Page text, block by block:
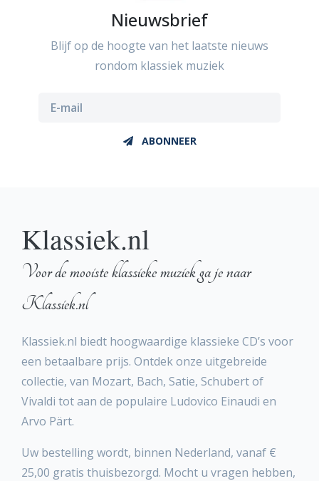
Nieuwsbrief
Blijf op de hoogte van het laatste nieuws
rondom klassiek muziek
ABONNEER
Klassiek.nl
Voor de mooiste klassieke muziek ga je naar
Klassiek.nl
Klassiek.nl biedt hoogwaardige klassieke CD’s voor
een betaalbare prijs. Ontdek onze uitgebreide
collectie, van Mozart, Bach, Satie, Schubert of
Vivaldi tot aan de populaire Ludovico Einaudi en
Arvo Pärt.
Uw bestelling wordt, binnen Nederland, vanaf €
25,00 gratis thuisbezorgd. Mocht u vragen hebben,